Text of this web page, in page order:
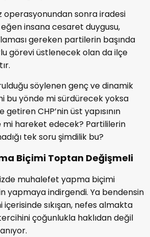
operasyonundan sonra iradesi
eğen insana cesaret duygusu,
gereken partilerin başında
görevi üstlenecek olan da ilçe
söylenen genç ve dinamik
bu yönde mi sürdürecek yoksa
CHP’nin üst yapısının
hareket edecek? Partililerin
tek soru şimdilik bu?
Biçimi Toptan Değişmeli
muhalefet yapma biçimi
yapmaya indirgendi. Ya bendensin
sıkışan, nefes almakta
çoğunlukla haklıdan değil